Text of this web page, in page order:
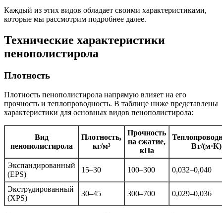
Каждый из этих видов обладает своими характеристиками,
которые мы рассмотрим подробнее далее.
Технические характеристики
пенополистирола
Плотность
Плотность пенополистирола напрямую влияет на его
прочность и теплопроводность. В таблице ниже представлены
характеристики для основных видов пенополистирола:
Вид
пенополистирола
Плотность,
кг/м³
Прочность
на сжатие,
кПа
Вт/(м·К)
Экспандированный
(EPS)
15–30 100–300 0,032–0,040
Экструдированный
(XPS)
30–45 300–700 0,029–0,036